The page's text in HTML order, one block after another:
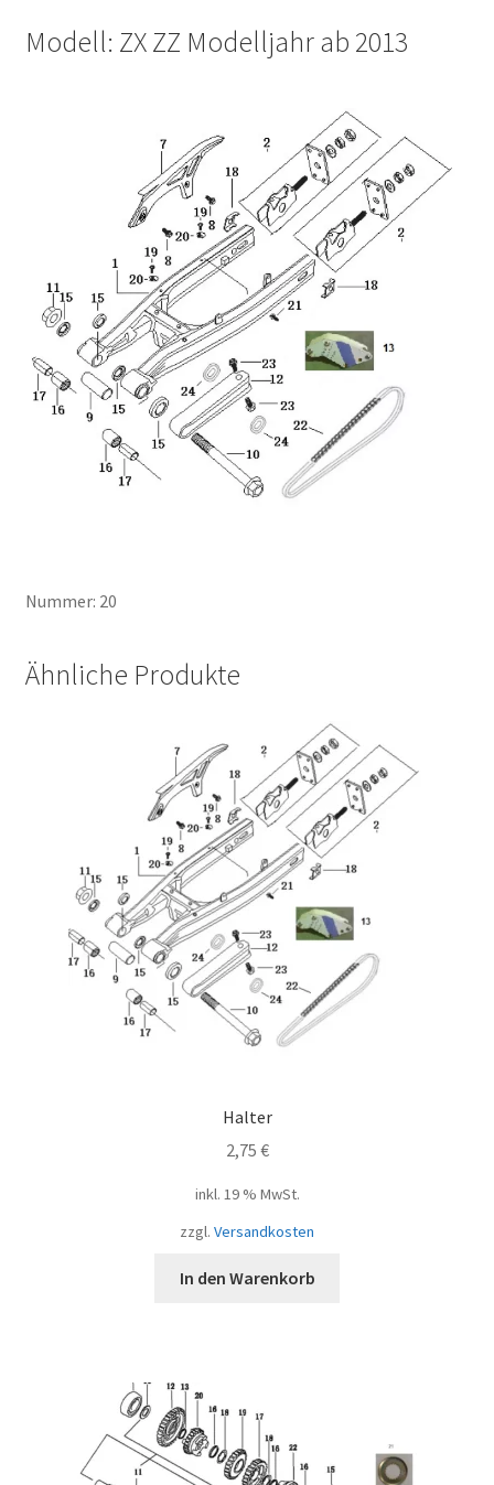
Modell: ZX ZZ Modelljahr ab 2013
Nummer: 20
Ähnliche Produkte
Halter
2,75 €
inkl. 19 % MwSt.
zzgl. Versandkosten
In den Warenkorb